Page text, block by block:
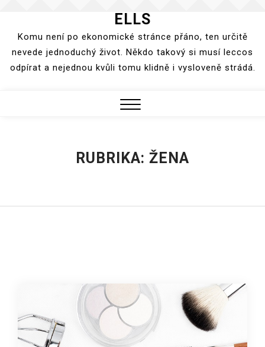
content
ELLS
Komu není po ekonomické stránce přáno, ten určitě
nevede jednoduchý život. Někdo takový si musí leccos
odpírat a nejednou kvůli tomu klidně i vysloveně strádá.
RUBRIKA: ŽENA